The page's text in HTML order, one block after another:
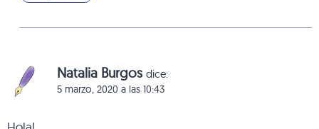
Natalia Burgos dice:
5 marzo, 2020 a las 10:43